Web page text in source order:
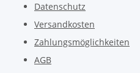
Datenschutz
Versandkosten
Zahlungsmöglichkeiten
AGB